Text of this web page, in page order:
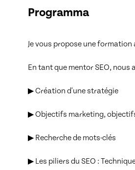
Programma
Je vous propose une
En tant que mentor SEO,
▶ Création d'une stratégie
▶ Objectifs marketing,
▶ Recherche de mots-clés
▶ Les piliers du SEO :